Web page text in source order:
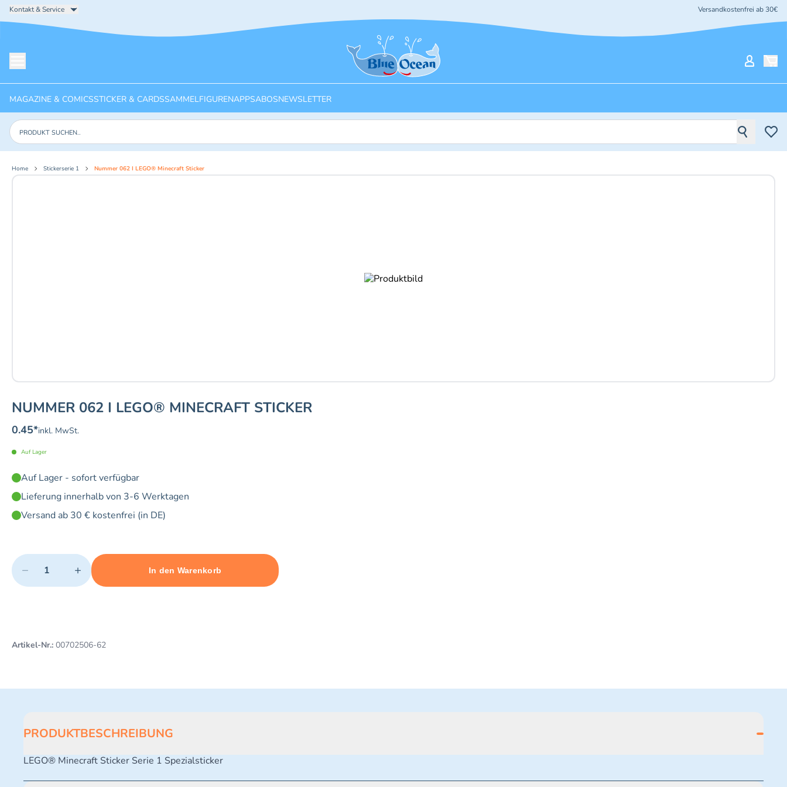
Kontakt & Service Versandkostenfrei ab 30€
Startseite
MAGAZINE & COMICSSTICKER & CARDSSAMMELFIGURENAPPSABOSNEWSLETTER
Produkte suchen
Home Stickerserie 1 Nummer 062 I LEGO® Minecraft Sticker
NUMMER 062 I LEGO® MINECRAFT STICKER
0.45*inkl. MwSt.
Auf Lager
Auf Lager - sofort verfügbar
Lieferung innerhalb von 3-6 Werktagen
Versand ab 30 € kostenfrei (in DE)
Quantity
− +
Minimum quantity: 1 Maximum quantity: 3
In den Warenkorb
Add 1 item to cart
Artikel-Nr.: 00702506-62
PRODUKTBESCHREIBUNG
LEGO® Minecraft Sticker Serie 1 Spezialsticker